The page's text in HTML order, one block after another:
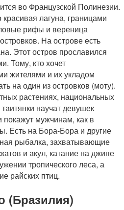
во Французской Полинезии.
лагуна, границами
рифы и вереница
На острове есть
Этот остров прославился
Тому, кто хочет
жителями и их укладом
на один из островков (моту).
растениях, национальных
научат девушек
мужчинам, как в
Есть на Бора-Бора и другие
рыбалка, захватывающие
и акул, катание на джипе
тропического леса, а
райских птиц.
(Бразилия)